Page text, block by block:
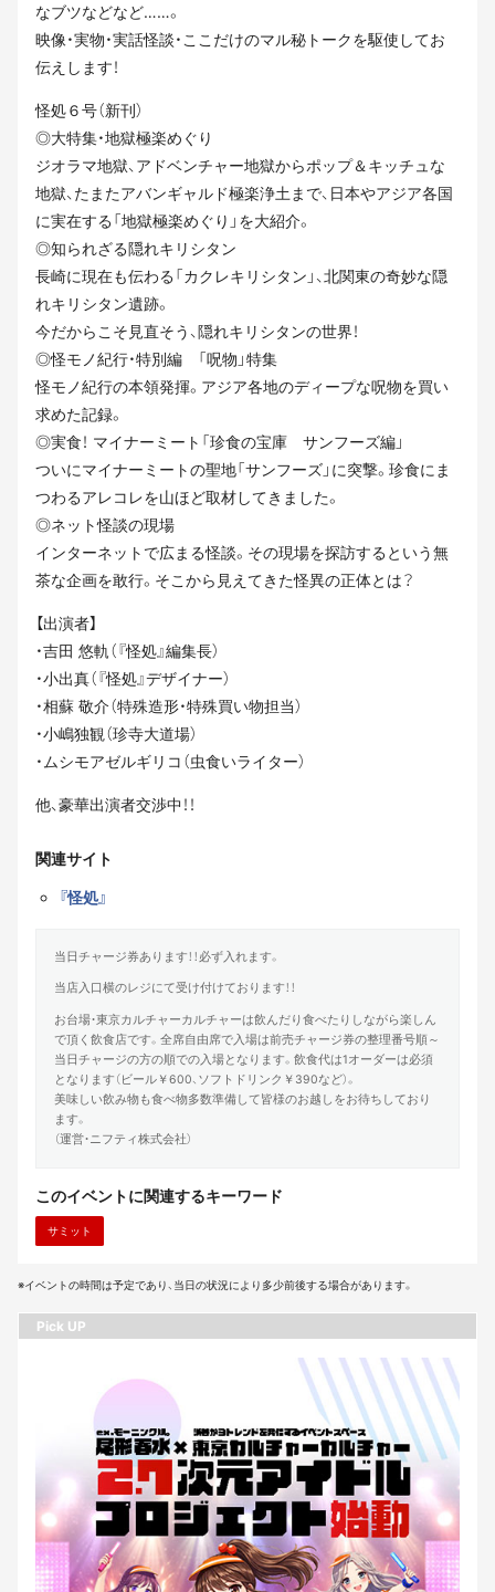
なブツなどなど……。
映像・実物・実話怪談・ここだけのマル秘トークを駆使してお
伝えします！
怪処６号（新刊）
◎大特集・地獄極楽めぐり
ジオラマ地獄、アドベンチャー地獄からポップ＆キッチュな
地獄、たまたアバンギャルド極楽浄土まで、日本やアジア各国
に実在する「地獄極楽めぐり」を大紹介。
◎知られざる隠れキリシタン
長崎に現在も伝わる「カクレキリシタン」、北関東の奇妙な隠
れキリシタン遺跡。
今だからこそ見直そう、隠れキリシタンの世界！
◎怪モノ紀行・特別編 「呪物」特集
怪モノ紀行の本領発揮。アジア各地のディープな呪物を買い
求めた記録。
◎実食！ マイナーミート「珍食の宝庫 サンフーズ編」
ついにマイナーミートの聖地「サンフーズ」に突撃。珍食にま
つわるアレコレを山ほど取材してきました。
◎ネット怪談の現場
インターネットで広まる怪談。その現場を探訪するという無
茶な企画を敢行。そこから見えてきた怪異の正体とは？
【出演者】
・吉田 悠軌（『怪処』編集長）
・小出真（『怪処』デザイナー）
・相蘇 敬介（特殊造形・特殊買い物担当）
・小嶋独観（珍寺大道場）
・ムシモアゼルギリコ（虫食いライター）
他、豪華出演者交渉中！！
関連サイト
『怪処』
当日チャージ券あります！！必ず入れます。
当店入口横のレジにて受け付けております！！
お台場・東京カルチャーカルチャーは飲んだり食べたりしながら楽しん
で頂く飲食店です。全席自由席で入場は前売チャージ券の整理番号順～
当日チャージの方の順での入場となります。飲食代は1オーダーは必須
となります（ビール￥600、ソフトドリンク￥390など）。
美味しい飲み物も食べ物多数準備して皆様のお越しをお待ちしており
ます。
（運営・ニフティ株式会社）
このイベントに関連するキーワード
サミット
※イベントの時間は予定であり、当日の状況により多少前後する場合があります。
Pick UP